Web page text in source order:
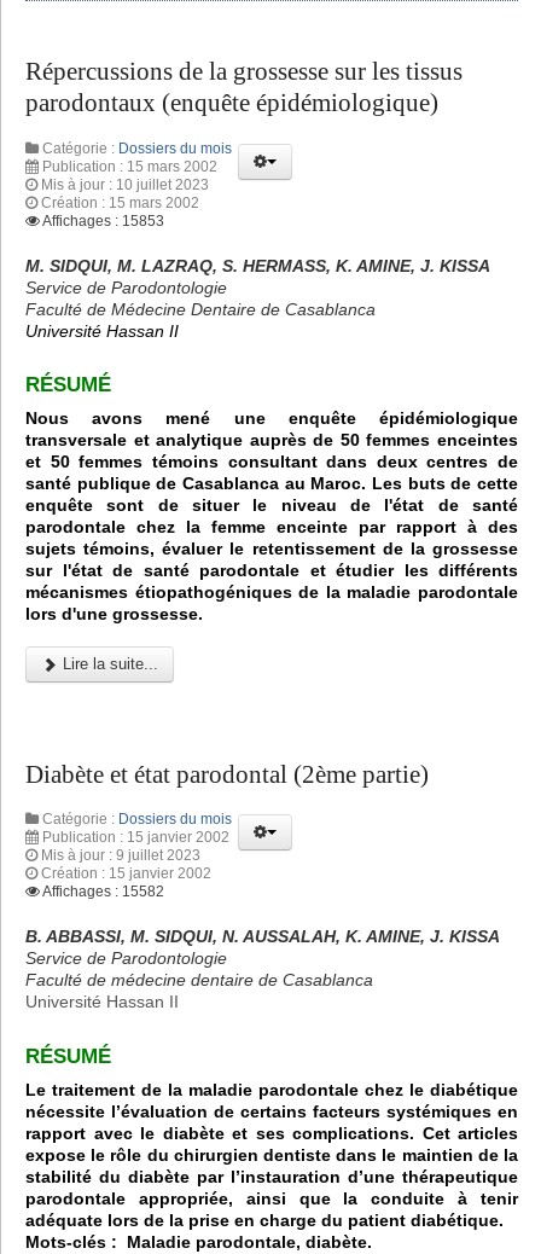
Répercussions de la grossesse sur les tissus
parodontaux (enquête épidémiologique)
Catégorie : Dossiers du mois
Publication : 15 mars 2002
Mis à jour : 10 juillet 2023
Création : 15 mars 2002
Affichages : 15853
M. SIDQUI, M. LAZRAQ, S. HERMASS, K. AMINE, J. KISSA
Service de Parodontologie
Faculté de Médecine Dentaire de Casablanca
Université Hassan II
RÉSUMÉ
Nous avons mené une enquête épidémiologique
transversale et analytique auprès de 50 femmes enceintes
et 50 femmes témoins consultant dans deux centres de
santé publique de Casablanca au Maroc. Les buts de cette
enquête sont de situer le niveau de l'état de santé
parodontale chez la femme enceinte par rapport à des
sujets témoins, évaluer le retentissement de la grossesse
sur l'état de santé parodontale et étudier les différents
mécanismes étiopathogéniques de la maladie parodontale
lors d'une grossesse.
Lire la suite...
Diabète et état parodontal (2ème partie)
Catégorie : Dossiers du mois
Publication : 15 janvier 2002
Mis à jour : 9 juillet 2023
Création : 15 janvier 2002
Affichages : 15582
B. ABBASSI, M. SIDQUI, N. AUSSALAH, K. AMINE, J. KISSA
Service de Parodontologie
Faculté de médecine dentaire de Casablanca
Université Hassan II
RÉSUMÉ
Le traitement de la maladie parodontale chez le diabétique
nécessite l’évaluation de certains facteurs systémiques en
rapport avec le diabète et ses complications. Cet articles
expose le rôle du chirurgien dentiste dans le maintien de la
stabilité du diabète par l’instauration d’une thérapeutique
parodontale appropriée, ainsi que la conduite à tenir
adéquate lors de la prise en charge du patient diabétique.
Mots-clés : Maladie parodontale, diabète.